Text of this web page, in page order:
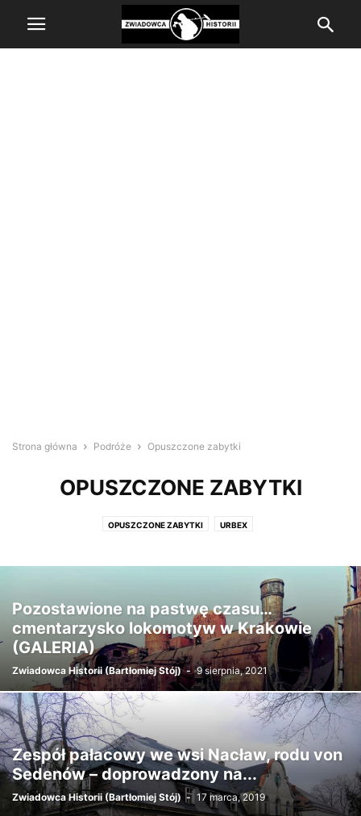
Strona główna Podróże Opuszczone zabytki
OPUSZCZONE ZABYTKI
OPUSZCZONE ZABYTKI URBEX
Pozostawione na pastwę czasu…
cmentarzysko lokomotyw w Krakowie
(GALERIA)
Zwiadowca Historii (Bartłomiej Stój) - 9 sierpnia, 2021
Zespół pałacowy we wsi Nacław, rodu von
Sedenów – doprowadzony na...
Zwiadowca Historii (Bartłomiej Stój) - 17 marca, 2019